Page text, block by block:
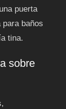
puerta
baños
tina.
sobre